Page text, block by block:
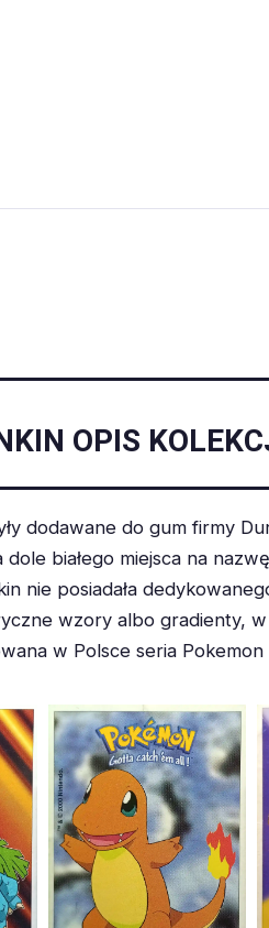
OPIS
dodawane do gum firmy
białego miejsca na
posiadała
wzory albo gradienty,
w Polsce seria Pokemon